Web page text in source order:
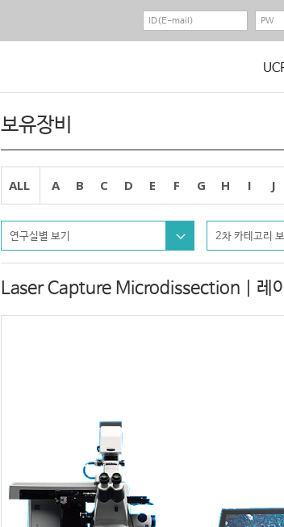
보유장비
ALL A B C D E F G H I J
연구실별 보기 2차 카테고리 보
Laser Capture Microdissection | 레